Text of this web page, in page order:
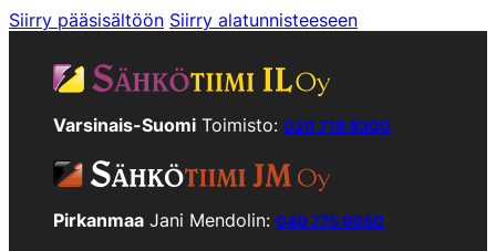
Siirry pääsisältöön Siirry alatunnisteeseen
Varsinais-Suomi Toimisto: 020 718 8300
Pirkanmaa Jani Mendolin: 040 775 6050